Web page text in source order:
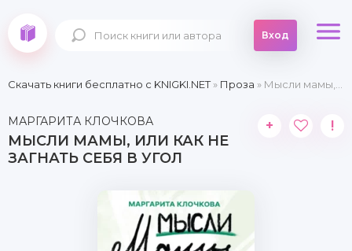
Вход
Скачать книги бесплатно c KNIGKI.NET» Проза » Мысли мамы, или Как не загнать себя в угол
МАРГАРИТА КЛОЧКОВА
МЫСЛИ МАМЫ, ИЛИ КАК НЕ
ЗАГНАТЬ СЕБЯ В УГОЛ
+ !